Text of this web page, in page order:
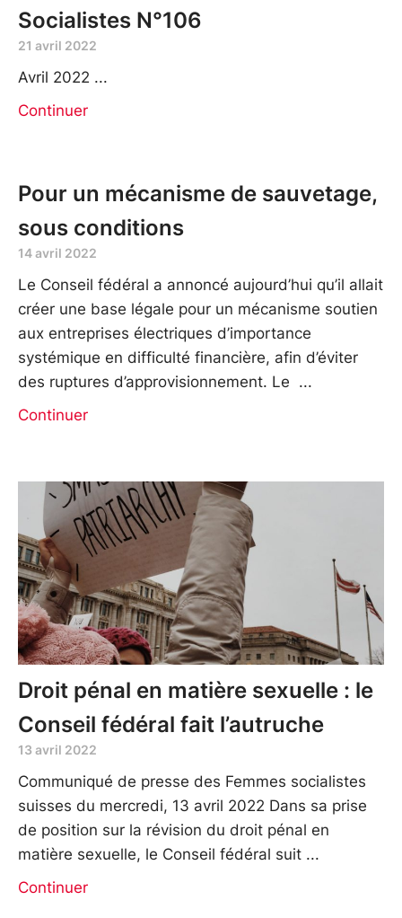
Socialistes N°106
21 avril 2022
Avril 2022
Continuer
Pour un mécanisme de sauvetage,
sous conditions
14 avril 2022
Le Conseil fédéral a annoncé aujourd’hui qu’il allait
créer une base légale pour un mécanisme soutien
aux entreprises électriques d’importance
systémique en difficulté financière, afin d’éviter
des ruptures d’approvisionnement. Le
Continuer
Droit pénal en matière sexuelle : le
Conseil fédéral fait l’autruche
13 avril 2022
Communiqué de presse des Femmes socialistes
suisses du mercredi, 13 avril 2022 Dans sa prise
de position sur la révision du droit pénal en
matière sexuelle, le Conseil fédéral suit
Continuer